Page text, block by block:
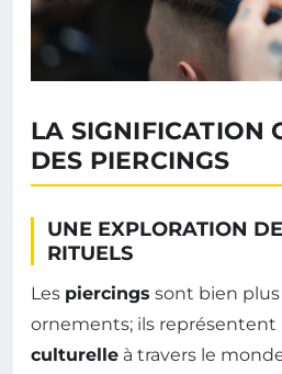
LA SIGNIFICATION
DES PIERCINGS
UNE EXPLORATION
RITUELS
Les piercings sont bien
ornements; ils représentent
culturelle à travers le